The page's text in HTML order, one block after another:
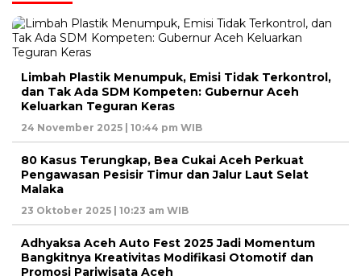
Limbah Plastik Menumpuk, Emisi Tidak Terkontrol,
dan Tak Ada SDM Kompeten: Gubernur Aceh
Keluarkan Teguran Keras
24 November 2025 | 10:44 pm WIB
80 Kasus Terungkap, Bea Cukai Aceh Perkuat
Pengawasan Pesisir Timur dan Jalur Laut Selat
Malaka
23 Oktober 2025 | 10:23 am WIB
Adhyaksa Aceh Auto Fest 2025 Jadi Momentum
Bangkitnya Kreativitas Modifikasi Otomotif dan
Promosi Pariwisata Aceh